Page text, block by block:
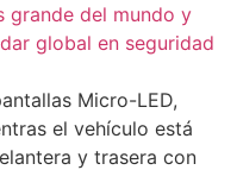
grande del mundo y
global en seguridad
Micro-LED,
el vehículo está
y trasera con